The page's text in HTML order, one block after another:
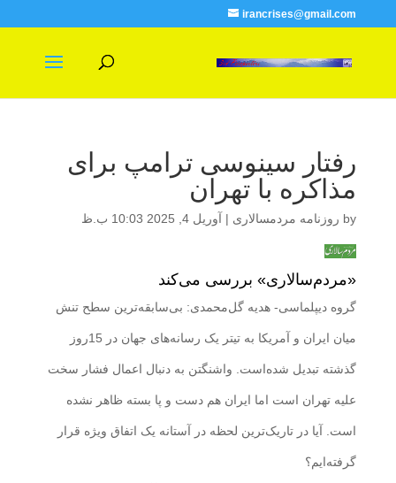
irancrises@gmail.com
رفتار سینوسی ترامپ برای
مذاکره با تهران
by روزنامه مردمسالاری | آوریل 4, 2025 10:03 ب.ظ
«مردم‌سالاری» بررسی می‌کند
گروه دیپلماسی- هدیه گل‌محمدی: بی‌سابقه‌ترین سطح تنش
میان ایران و آمریکا به تیتر یک رسانه‌های جهان در 15روز
گذشته تبدیل شده‌است. واشنگتن به دنبال اعمال فشار سخت
علیه تهران است اما ایران هم دست و پا بسته ظاهر نشده
است. آیا در تاریک‌ترین لحظه در آستانه یک اتفاق ویژه قرار
گرفته‌ایم؟